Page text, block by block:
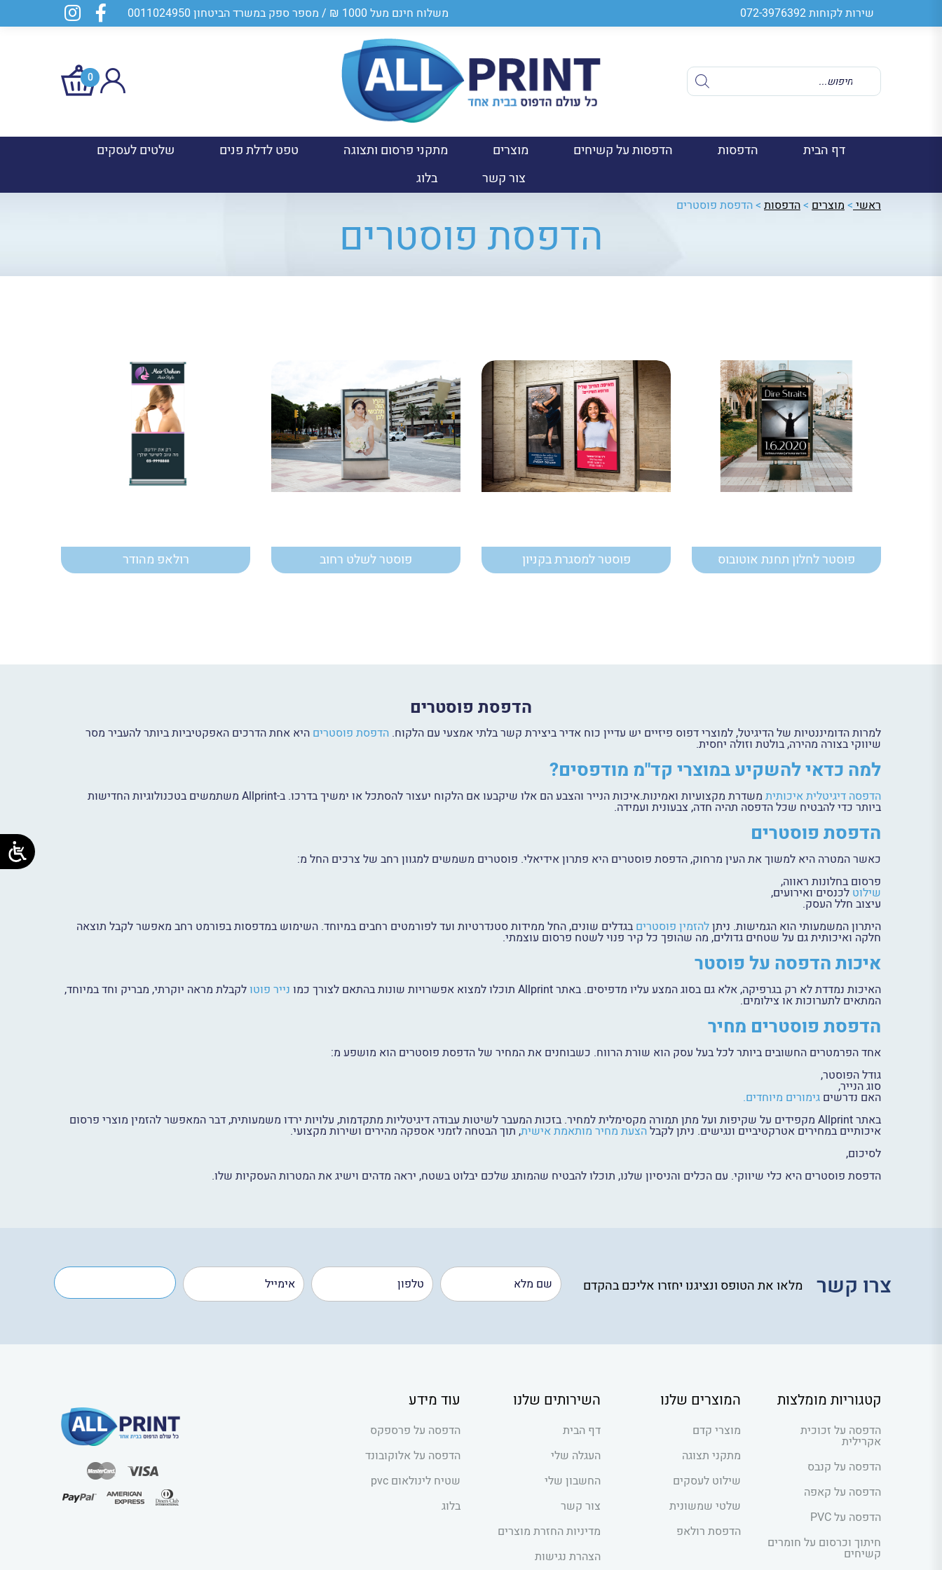
שירות לקוחות072-3976392 משלוח חינם מעל 1000 ₪ / מספר ספק במשרד הביטחון 0011024950
Products
search
0
דף הבית הדפסות הדפסות על קשיחים מוצרים מתקני פרסום ותצוגה טפט לדלת פנים
שלטים לעסקים
צור קשר
בלוג
ראשי > מוצרים >הדפסות >הדפסת פוסטרים
הדפסת פוסטרים
פוסטר לחלון תחנת אוטובוס פוסטר למסגרת בקניון פוסטר לשלט רחוב רולאפ מהודר
הדפסת פוסטרים
למרות הדומיננטיות של הדיגיטל, למוצרי דפוס פיזיים יש עדיין כוח אדיר ביצירת קשר בלתי אמצעי עם הלקוח. הדפסת פוסטרים היא אחת הדרכים האפקטיביות ביותר להעביר מסר
שיווקי בצורה מהירה, בולטת וזולה יחסית.
למה כדאי להשקיע במוצרי קד"מ מודפסים?
הדפסה דיגיטלית איכותית משדרת מקצועיות ואמינות.איכות הנייר והצבע הם אלו שיקבעו אם הלקוח יעצור להסתכל או ימשיך בדרכו. ב-Allprint משתמשים בטכנולוגיות החדישות
ביותר כדי להבטיח שכל הדפסה תהיה חדה, צבעונית ועמידה.
הדפסת פוסטרים
כאשר המטרה היא למשוך את העין מרחוק, הדפסת פוסטרים היא פתרון אידיאלי. פוסטרים משמשים למגוון רחב של צרכים החל מ:
פרסום בחלונות ראווה,
שילוט לכנסים ואירועים,
עיצוב חלל העסק.
היתרון המשמעותי הוא הגמישות. ניתןלהזמין פוסטרים בגדלים שונים, החל ממידות סטנדרטיות ועד לפורמטים רחבים במיוחד. השימוש במדפסות בפורמט רחב מאפשר לקבל תוצאה
חלקה ואיכותית גם על שטחים גדולים, מה שהופך כל קיר פנוי לשטח פרסום עוצמתי.
איכות הדפסה על פוסטר
האיכות נמדדת לא רק בגרפיקה, אלא גם בסוג המצע עליו מדפיסים. באתר Allprint תוכלו למצוא אפשרויות שונות בהתאם לצורך כמו נייר פוטולקבלת מראה יוקרתי, מבריק וחד במיוחד,
המתאים לתערוכות או צילומים.
הדפסת פוסטרים מחיר
אחד הפרמטרים החשובים ביותר לכל בעל עסק הוא שורת הרווח. כשבוחנים את המחיר של הדפסת פוסטרים הוא מושפע מ:
גודל הפוסטר,
סוג הנייר,
האם נדרשים גימורים מיוחדים.
באתר Allprint מקפידים על שקיפות ועל מתן תמורה מקסימלית למחיר. בזכות המעבר לשיטות עבודה דיגיטליות מתקדמות, עלויות ירדו משמעותית, דבר המאפשר להזמין מוצרי פרסום
איכותיים במחירים אטרקטיביים ונגישים. ניתן לקבלהצעת מחיר מותאמת אישית, תוך הבטחה לזמני אספקה מהירים ושירות מקצועי.
לסיכום,
הדפסת פוסטרים היא כלי שיווקי. עם הכלים והניסיון שלנו, תוכלו להבטיח שהמותג שלכם יבלוט בשטח, יראה מדהים וישיג את המטרות העסקיות שלו.
צרו קשר מלאו את הטופס ונציגנו יחזרו אליכם בהקדם
קטגוריות מומלצות
הדפסה על זכוכית
אקרילית
הדפסה על קנבס
הדפסה על קאפה
הדפסה על PVC
חיתוך וכרסום על חומרים
קשיחים
המוצרים שלנו
מוצרי קדם
מתקני תצוגה
שילוט לעסקים
שלטי שמשונית
הדפסת רולאפ
השירותים שלנו
דף הבית
העגלה שלי
החשבון שלי
צור קשר
מדיניות החזרת מוצרים
הצהרת נגישות
עוד מידע
הדפסה על פרספקס
הדפסה על אלוקובונד
שטיח לינולאום pvc
בלוג